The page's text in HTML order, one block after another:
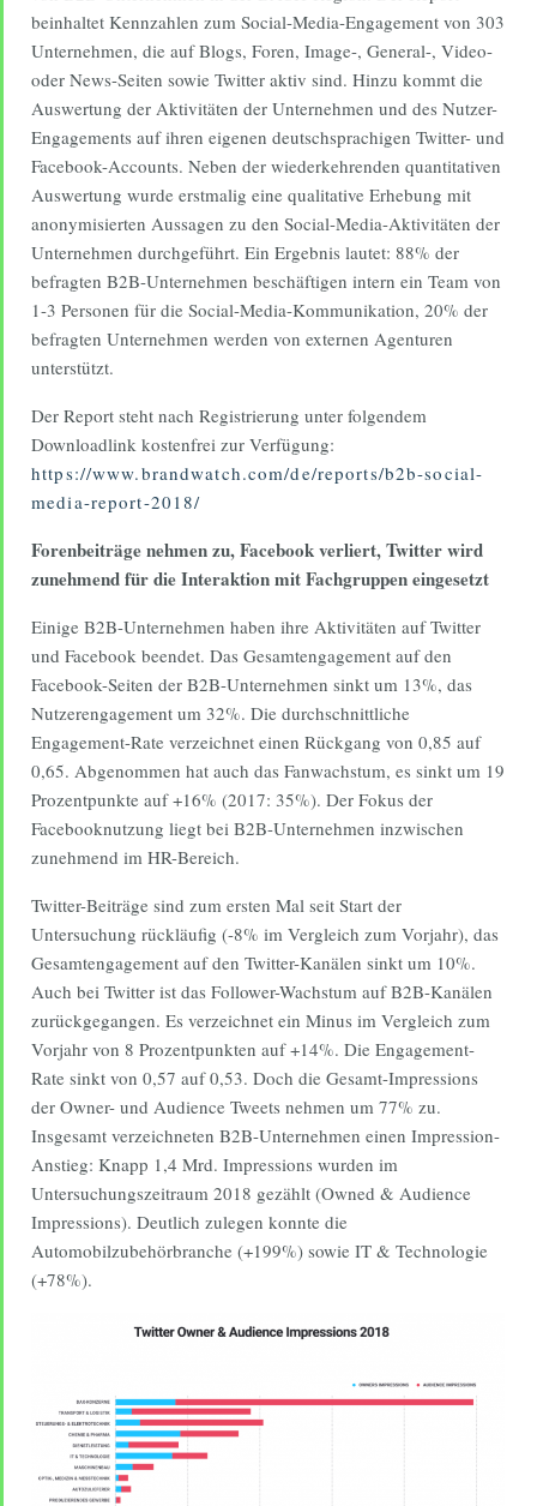
beinhaltet Kennzahlen zum Social-Media-Engagement von 303
Unternehmen, die auf Blogs, Foren, Image-, General-, Video-
oder News-Seiten sowie Twitter aktiv sind. Hinzu kommt die
Auswertung der Aktivitäten der Unternehmen und des Nutzer-
Engagements auf ihren eigenen deutschsprachigen Twitter- und
Facebook-Accounts. Neben der wiederkehrenden quantitativen
Auswertung wurde erstmalig eine qualitative Erhebung mit
anonymisierten Aussagen zu den Social-Media-Aktivitäten der
Unternehmen durchgeführt. Ein Ergebnis lautet: 88% der
befragten B2B-Unternehmen beschäftigen intern ein Team von
1-3 Personen für die Social-Media-Kommunikation, 20% der
befragten Unternehmen werden von externen Agenturen
unterstützt.
Der Report steht nach Registrierung unter folgendem
Downloadlink kostenfrei zur Verfügung:
https://www.brandwatch.com/de/reports/b2b-social-
media-report-2018/
Forenbeiträge nehmen zu, Facebook verliert, Twitter wird
zunehmend für die Interaktion mit Fachgruppen eingesetzt
Einige B2B-Unternehmen haben ihre Aktivitäten auf Twitter
und Facebook beendet. Das Gesamtengagement auf den
Facebook-Seiten der B2B-Unternehmen sinkt um 13%, das
Nutzerengagement um 32%. Die durchschnittliche
Engagement-Rate verzeichnet einen Rückgang von 0,85 auf
0,65. Abgenommen hat auch das Fanwachstum, es sinkt um 19
Prozentpunkte auf +16% (2017: 35%). Der Fokus der
Facebooknutzung liegt bei B2B-Unternehmen inzwischen
zunehmend im HR-Bereich.
Twitter-Beiträge sind zum ersten Mal seit Start der
Untersuchung rückläufig (-8% im Vergleich zum Vorjahr), das
Gesamtengagement auf den Twitter-Kanälen sinkt um 10%.
Auch bei Twitter ist das Follower-Wachstum auf B2B-Kanälen
zurückgegangen. Es verzeichnet ein Minus im Vergleich zum
Vorjahr von 8 Prozentpunkten auf +14%. Die Engagement-
Rate sinkt von 0,57 auf 0,53. Doch die Gesamt-Impressions
der Owner- und Audience Tweets nehmen um 77% zu.
Insgesamt verzeichneten B2B-Unternehmen einen Impression-
Anstieg: Knapp 1,4 Mrd. Impressions wurden im
Untersuchungszeitraum 2018 gezählt (Owned & Audience
Impressions). Deutlich zulegen konnte die
Automobilzubehörbranche (+199%) sowie IT & Technologie
(+78%).